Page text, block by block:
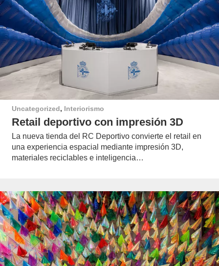
Uncategorized, Interiorismo
Retail deportivo con impresión 3D
La nueva tienda del RC Deportivo convierte el retail en
una experiencia espacial mediante impresión 3D,
materiales reciclables e inteligencia…